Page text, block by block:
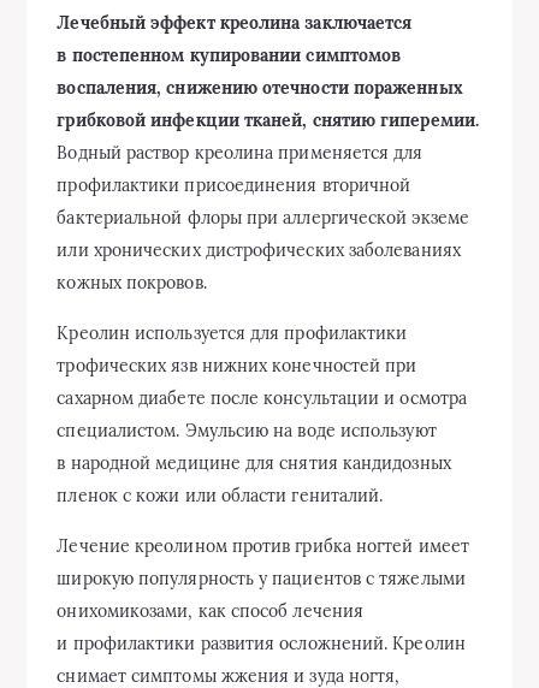
Лечебный эффект креолина заключается
в постепенном купировании симптомов
воспаления, снижению отечности пораженных
грибковой инфекции тканей, снятию гиперемии.
Водный раствор креолина применяется для
профилактики присоединения вторичной
бактериальной флоры при аллергической экземе
или хронических дистрофических заболеваниях
кожных покровов.
Креолин используется для профилактики
трофических язв нижних конечностей при
сахарном диабете после консультации и осмотра
специалистом. Эмульсию на воде используют
в народной медицине для снятия кандидозных
пленок с кожи или области гениталий.
Лечение креолином против грибка ногтей имеет
широкую популярность у пациентов с тяжелыми
онихомикозами, как способ лечения
и профилактики развития осложнений. Креолин
снимает симптомы жжения и зуда ногтя,